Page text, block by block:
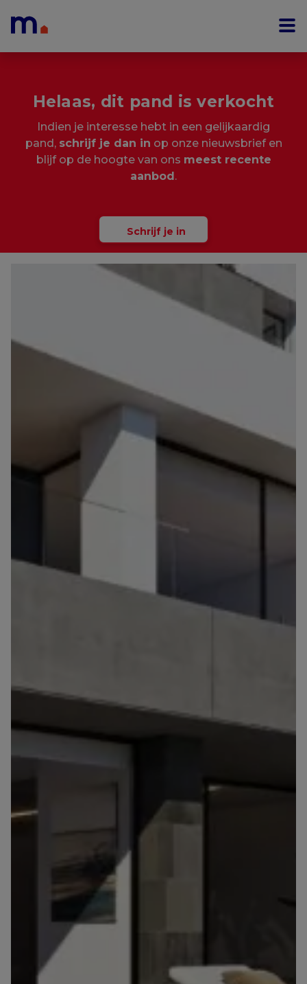
Helaas, dit pand is verkocht
Indien je interesse hebt in een gelijkaardig
pand, schrijf je dan in op onze nieuwsbrief en
blijf op de hoogte van ons meest recente
aanbod.
Schrijf je in